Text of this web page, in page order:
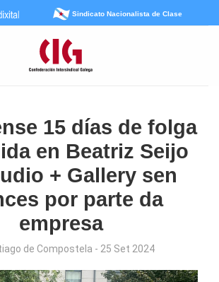
Sindicato Nacionalista de Clase
15 días de folga
en Beatriz Seijo
+ Gallery sen
por parte da
empresa
de Compostela - 25 Set 2024